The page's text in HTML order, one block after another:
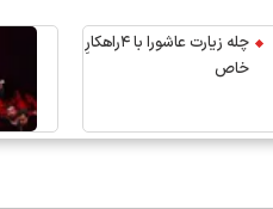
چله زیارت عاشورا با ۴راهکارِ
خاص